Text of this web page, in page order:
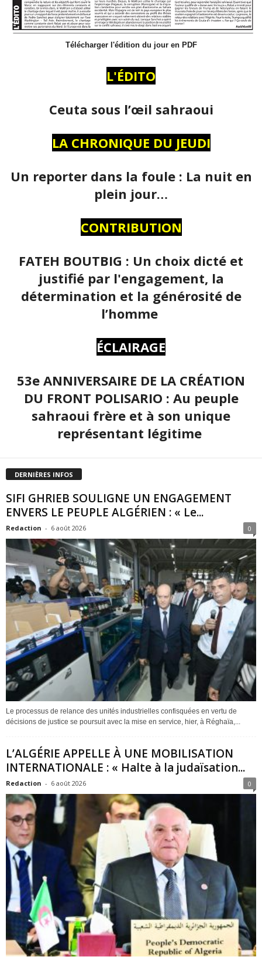
Télécharger l'édition du jour en PDF
L'ÉDITO
Ceuta sous l’œil sahraoui
LA CHRONIQUE DU JEUDI
Un reporter dans la foule : La nuit en
plein jour…
CONTRIBUTION
FATEH BOUTBIG : Un choix dicté et
justifié par l'engagement, la
détermination et la générosité de
l’homme
ÉCLAIRAGE
53e ANNIVERSAIRE DE LA CRÉATION
DU FRONT POLISARIO : Au peuple
sahraoui frère et à son unique
représentant légitime
DERNIÈRES INFOS
SIFI GHRIEB SOULIGNE UN ENGAGEMENT
ENVERS LE PEUPLE ALGÉRIEN : « Le...
Redaction - 6 août 2026 0
Le processus de relance des unités industrielles confisquées en vertu de
décisions de justice se poursuit avec la mise en service, hier, à Réghaïa,...
L’ALGÉRIE APPELLE À UNE MOBILISATION
INTERNATIONALE : « Halte à la judaïsation...
Redaction - 6 août 2026 0